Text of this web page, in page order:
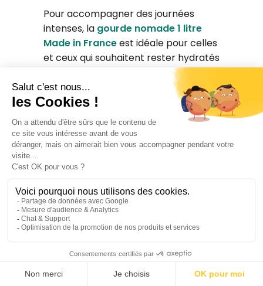
Pour accompagner des journées
intenses, la gourde nomade 1 litre
Made in Franceest idéale pour celles
et ceux qui souhaitent rester hydratés
Avec sa grande contenance, elle
permet de limiter les allers-retours
vers un point d’eau et d’ancrer de
bonnes habitudes au quotidien, que ce
Fabriquée en France en copolyester,
un matériau résistant et sain, cette
gourde sans BPA
solide et conçue pour un usage
Sa forme carrée arrondie facilite la